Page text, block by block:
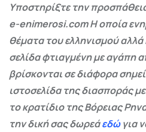
Υποστηρίξτε την
e-enimerosi.com Η οποία
θέματα του ελληνισμού
σελίδα φτιαγμένη με αγάπη
βρίσκονται σε διάφορα
ιστοσελίδα της διασποράς
το κρατίδιο της Βόρειας
την δική σας δωρεάεδώγια